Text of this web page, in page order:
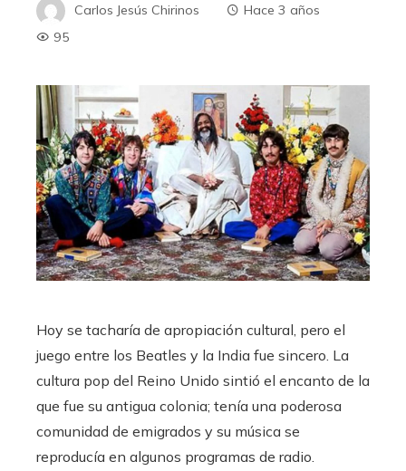
Carlos Jesús Chirinos
Hace 3 años
95
Hoy se tacharía de apropiación cultural, pero el
juego entre los Beatles y la India fue sincero. La
cultura pop del Reino Unido sintió el encanto de la
que fue su antigua colonia; tenía una poderosa
comunidad de emigrados y su música se
reproducía en algunos programas de radio.